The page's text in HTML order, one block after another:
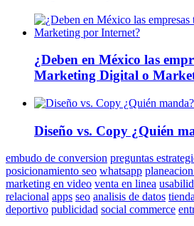
¿Deben en México las
Marketing Digital o
Diseño vs. Copy ¿Quién
embudo de conversion preguntas
posicionamiento seo whatsapp
marketing en video venta en linea
relacional apps seo analisis de datos
deportivo publicidad social commerce